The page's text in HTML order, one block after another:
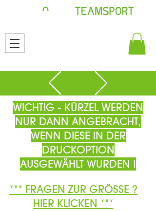
WICHTIG - KÜRZEL WERDEN
NUR DANN ANGEBRACHT,
WENN DIESE IN DER
DRUCKOPTION
AUSGEWÄHLT WURDEN !
*** FRAGEN ZUR GRÖSSE ?
HIER KLICKEN ***